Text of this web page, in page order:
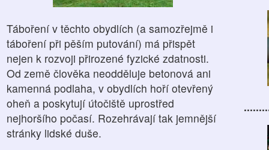
Táboření v těchto obydlích (a samozřejmě i
táboření při pěším putování) má přispět
nejen k rozvoji přirozené fyzické zdatnosti.
Od země člověka neodděluje betonová ani
kamenná podlaha, v obydlích hoří otevřený
oheň a poskytují útočiště uprostřed
nejhoršího počasí. Rozehrávají tak jemnější
stránky lidské duše.